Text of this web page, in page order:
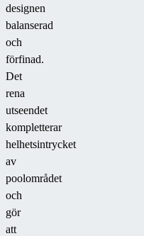
designen
balanserad
och
förfinad.
Det
rena
utseendet
kompletterar
helhetsintrycket
av
poolområdet
och
gör
att